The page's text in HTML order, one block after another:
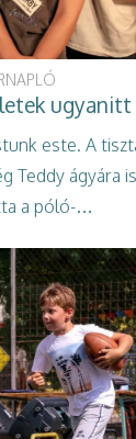
ugyanitt
este. A
Teddy ágyára
a póló-…